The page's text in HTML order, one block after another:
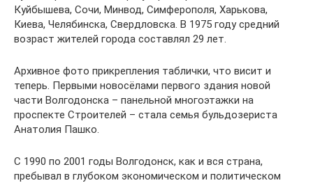
Куйбышева, Сочи, Минвод, Симферополя, Харькова,
Киева, Челябинска, Свердловска. В 1975 году средний
возраст жителей города составлял 29 лет.
Архивное фото прикрепления таблички, что висит и
теперь. Первыми новосёлами первого здания новой
части Волгодонска – панельной многоэтажки на
проспекте Строителей – стала семья бульдозериста
Анатолия Пашко.
С 1990 по 2001 годы Волгодонск, как и вся страна,
пребывал в глубоком экономическом и политическом